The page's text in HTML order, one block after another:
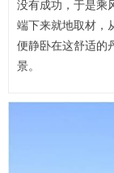
没有成功，于是乘
端下来就地取材，
便静卧在这舒适的
景。